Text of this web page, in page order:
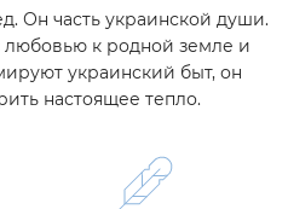
Он часть украинской души.
к родной земле и
украинский быт, он
настоящее тепло.